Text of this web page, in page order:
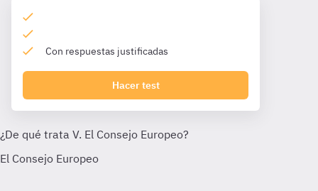
Con respuestas justificadas
Hacer test